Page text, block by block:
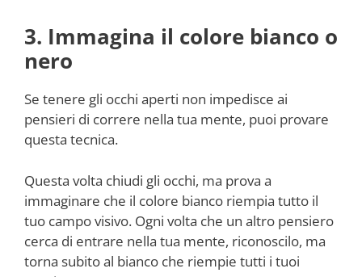
3. Immagina il colore bianco o
nero
Se tenere gli occhi aperti non impedisce ai
pensieri di correre nella tua mente, puoi provare
questa tecnica.
Questa volta chiudi gli occhi, ma prova a
immaginare che il colore bianco riempia tutto il
tuo campo visivo. Ogni volta che un altro pensiero
cerca di entrare nella tua mente, riconoscilo, ma
torna subito al bianco che riempie tutti i tuoi